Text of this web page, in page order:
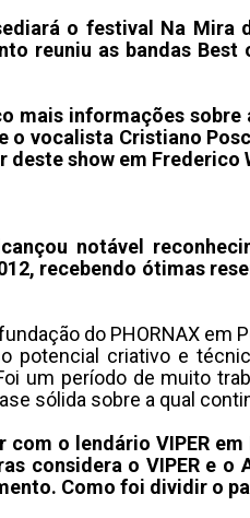
o festival Na Mira
reuniu as bandas
mais informações
o vocalista Cristiano
show em Frederico
notável
recebendo ótimas
do PHORNAX em
criativo e
um período de muito
sólida sobre a qual
o lendário VIPER
considera o VIPER e
Como foi dividir o